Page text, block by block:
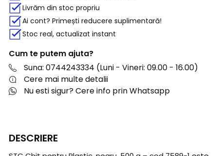
Livrăm din stoc propriu
Ai cont? Primești reducere suplimentară!
Stoc real, actualizat instant
Cum te putem ajuta?
Suna: 0744243334 (Luni - Vineri: 09.00 - 16.00)
Cere mai multe detalii
Nu esti sigur? Cere info prin Whatsapp
DESCRIERE